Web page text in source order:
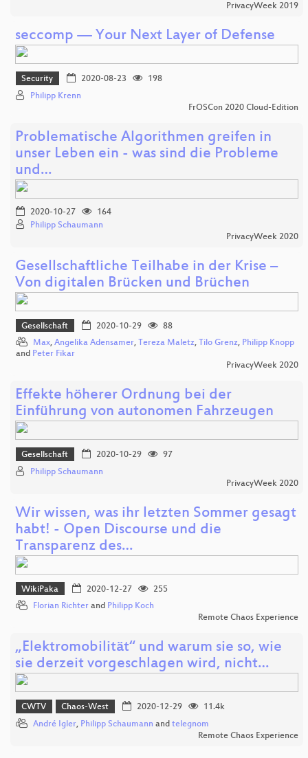
PrivacyWeek 2019
seccomp — Your Next Layer of Defense
Security 2020-08-23
198
Philipp Krenn
FrOSCon 2020 Cloud-Edition
Problematische Algorithmen greifen in
unser Leben ein - was sind die Probleme
und…
2020-10-27
164
Philipp Schaumann
PrivacyWeek 2020
Gesellschaftliche Teilhabe in der Krise –
Von digitalen Brücken und Brüchen
Gesellschaft 2020-10-29
88
Max, Angelika Adensamer, Tereza Maletz, Tilo Grenz, Philipp Knopp
and Peter Fikar
PrivacyWeek 2020
Effekte höherer Ordnung bei der
Einführung von autonomen Fahrzeugen
Gesellschaft 2020-10-29
97
Philipp Schaumann
PrivacyWeek 2020
Wir wissen, was ihr letzten Sommer gesagt
habt! - Open Discourse und die
Transparenz des…
WikiPaka 2020-12-27
255
Florian Richter and Philipp Koch
Remote Chaos Experience
„Elektromobilität“ und warum sie so, wie
sie derzeit vorgeschlagen wird, nicht…
CWTV Chaos-West 2020-12-29
11.4k
André Igler, Philipp Schaumann and telegnom
Remote Chaos Experience